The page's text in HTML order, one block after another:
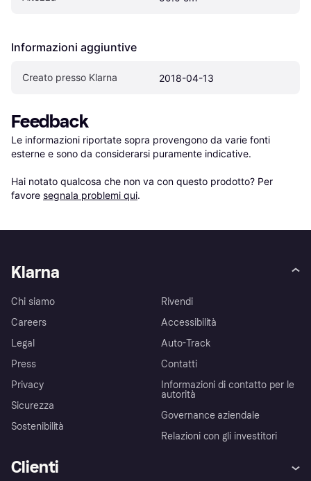
Informazioni aggiuntive
Creato presso Klarna 2018-04-13
Feedback
Le informazioni riportate sopra provengono da varie fonti
esterne e sono da considerarsi puramente indicative.
Hai notato qualcosa che non va con questo prodotto? Per
favore segnala problemi qui.
Klarna
Chi siamo
Careers
Legal
Press
Privacy
Sicurezza
Sostenibilità
Rivendi
Accessibilità
Auto-Track
Contatti
Informazioni di contatto per le
autorità
Governance aziendale
Relazioni con gli investitori
Clienti